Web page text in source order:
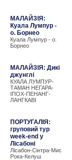
МАЛАЙЗІЯ:
Куала Лумпур -
о. Борнео
Куала Лумпур - о.
Борнео
МАЛАЙЗІЯ: Дикі
джунглі
КУАЛА ЛУМПУР-
ТАМАН НЕГАРА-
ІПОХ-ПЕНАНГ-
ЛАНГКАВІ
ПОРТУГАЛІЯ:
груповий тур
week-end у
Лісабоні
Лісабон-Сінтра-Мис
Рока-Келуш